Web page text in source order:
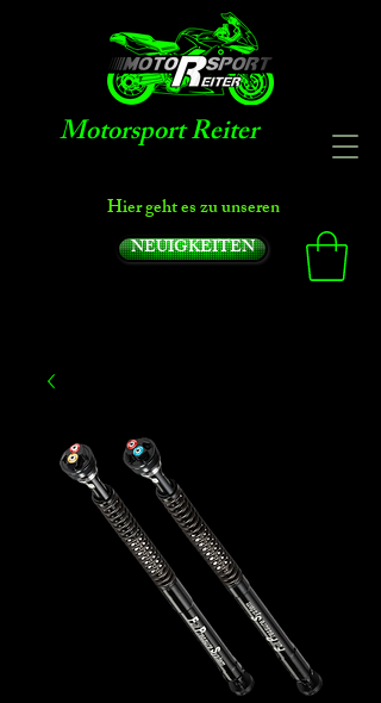
Motorsport Reiter
Hier geht es zu unseren
NEUIGKEITEN